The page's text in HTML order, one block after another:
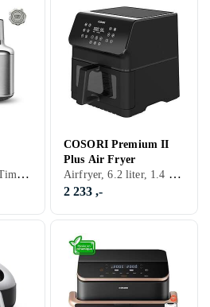
Airfryer, 6.2 liter, Timer, Display, Appkontroll, Non-stick, 1725 W
COSORI Premium II
Plus Air Fryer
Airfryer, 6.2 liter, 1.4 kg, Timer, Automatisk avstengning, Tåler oppvaskmaskin, Display, Signallampe, Non-stick, 1700 W
2 233 ,-